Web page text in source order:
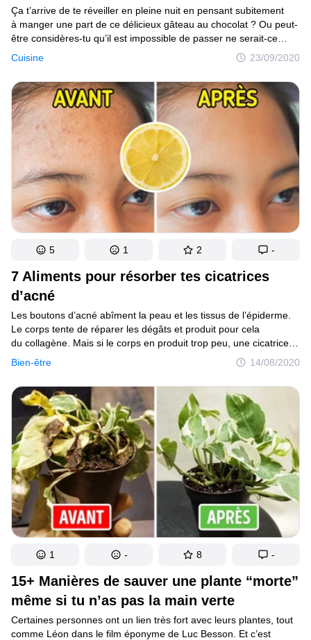
Cuisine 23/09/2020
Ça t’arrive de te réveiller en pleine nuit en pensant subitement
à manger une part de ce délicieux gâteau au chocolat ? Ou peut-
être considères-tu qu’il est impossible de passer ne serait-ce
qu’une journée sans manger de tomates ? Ce genre d’envies
peut signifier que tu es stressé, mais selon certaines études, elles
peuvent aussi révéler un manque de certains nutriments.
7 Aliments pour résorber tes cicatrices
d’acné
Bien-être 14/08/2020
Les boutons d’acné abîment la peau et les tissus de l’épiderme.
Le corps tente de réparer les dégâts et produit pour cela
du collagène. Mais si le corps en produit trop peu, une cicatrice
apparaît finalement. L’industrie cosmétique a élaboré un bon
nombre de produits pour y remédier, mais le plus simple
et le plus naturel pour cela, c’est encore de tester des aliments
naturels et sains.
5 1 2 -
15+ Manières de sauver une plante “morte”
même si tu n’as pas la main verte
Certaines personnes ont un lien très fort avec leurs plantes, tout
comme Léon dans le film éponyme de Luc Besson. Et c’est
1 - 8 -